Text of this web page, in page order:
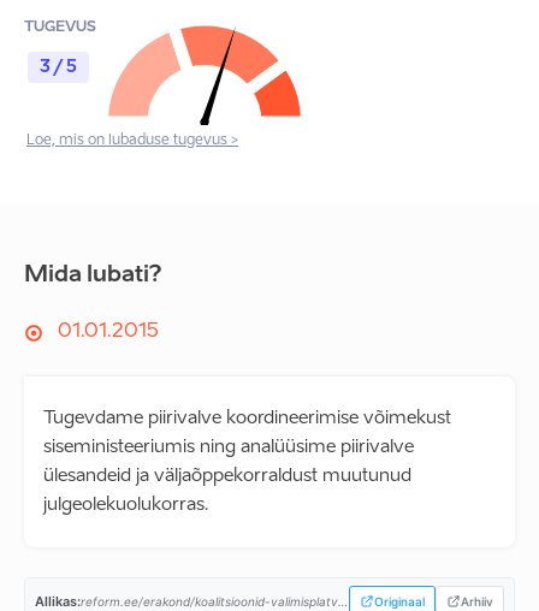
TUGEVUS
3 / 5
Loe, mis on lubaduse tugevus >
Mida lubati?
01.01.2015
Tugevdame piirivalve koordineerimise võimekust
siseministeeriumis ning analüüsime piirivalve
ülesandeid ja väljaõppekorraldust muutunud
julgeolekuolukorras.
Allikas: Originaal Arhiiv